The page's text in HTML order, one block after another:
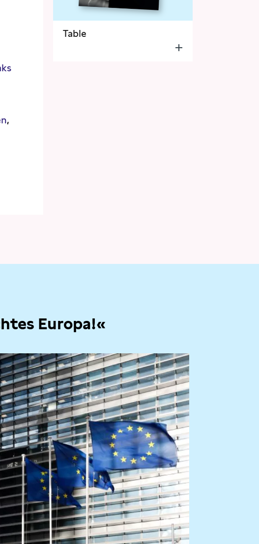
Table
Europa!«